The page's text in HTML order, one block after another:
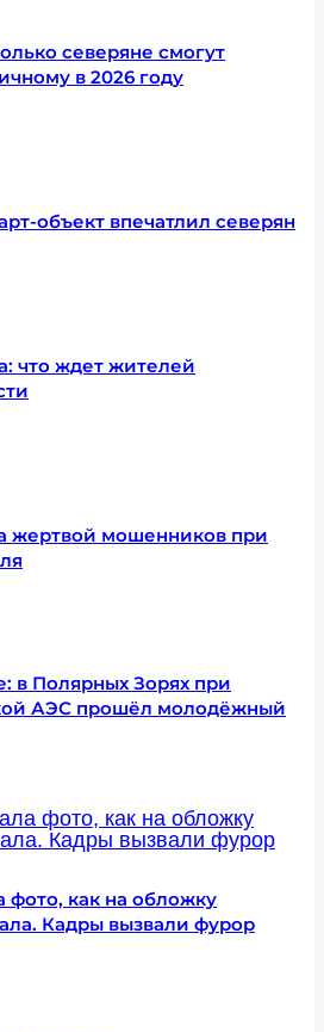
северяне смогут
в 2026 году
объект впечатлил северян
что ждет жителей
жертвой мошенников при
в Полярных Зорях при
АЭС прошёл молодёжный
фото, как на обложку
Кадры вызвали фурор